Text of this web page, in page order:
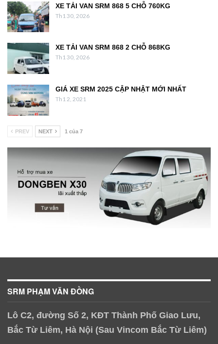
XE TẢI VAN SRM 868 5 CHỖ 760KG
Th1 30, 2026
XE TẢI VAN SRM 868 2 CHỖ 868KG
Th1 30, 2026
GIÁ XE SRM 2025 CẬP NHẬT MỚI NHẤT
Th1 2, 2021
PREV NEXT 1 của 7
SRM PHẠM VĂN ĐỒNG
Lô C2, đường Số 2, KĐT Thành Phố Giao Lưu,
Bắc Từ Liêm, Hà Nội (Sau Vincom Bắc Từ Liêm)